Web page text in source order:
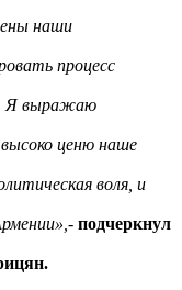
наши
процесс
Я выражаю
высоко ценю наше
воля, и
подчеркнул